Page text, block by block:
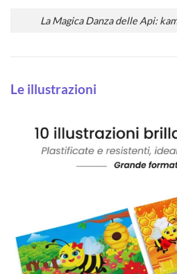
La Magica Danza delle Api:
Le illustrazioni